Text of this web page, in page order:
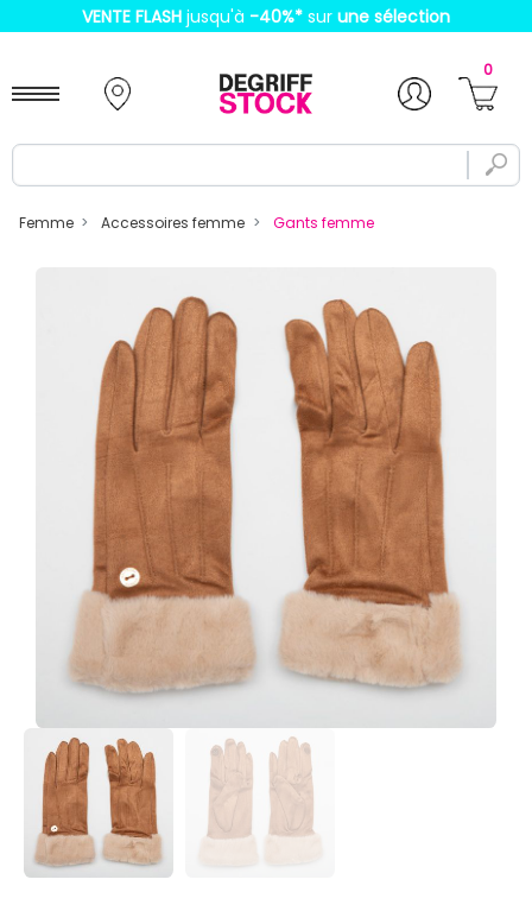
VENTE FLASH jusqu'à -40%* sur une sélection
0
Femme Accessoires femme Gants femme